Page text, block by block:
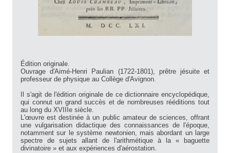
Édition originale.
Ouvrage d'Aimé-Henri Paulian (1722-1801), prêtre jésuite et
professeur de physique au Collège d'Avignon.
Il s'agit de l'édition originale de ce dictionnaire encyclopédique,
qui connut un grand succès et de nombreuses rééditions tout
au long du XVIIIe siècle.
L'œuvre est destinée à un public amateur de sciences, offrant
une vulgarisation didactique des connaissances de l'époque,
notamment sur le système newtonien, mais abordant un large
spectre de sujets allant de l'arithmétique à la « baguette
divinatoire » et aux expériences d'aérostation.